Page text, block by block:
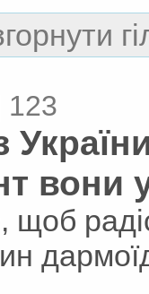
123
вони
щоб